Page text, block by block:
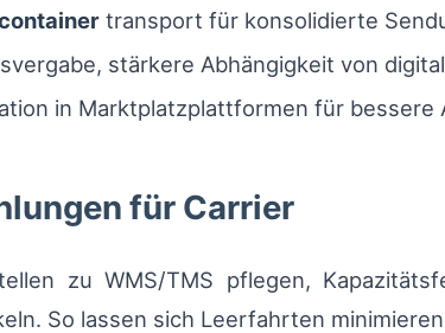
transport für konsolidierte
stärkere Abhängigkeit von
in Marktplatzplattformen für bessere
für Carrier
zu WMS/TMS pflegen,
So lassen sich Leerfahrten